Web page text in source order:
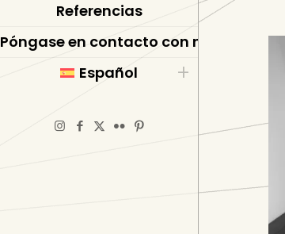
Referencias
Póngase en contacto con nosotros
Español